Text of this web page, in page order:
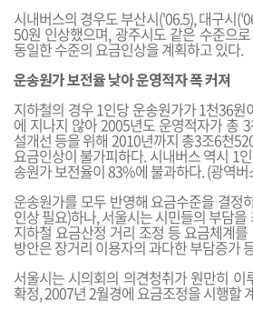
시내버스의 경우도 부산시('06.5), 대구시
50원 인상했으며, 광주시도 같은 수준으
동일한 수준의 요금인상을 계획하고 있다.
운송원가 보전율 낮아 운영적자 폭 커져
지하철의 경우 1인당 운송원가가 1천36
에 지나지 않아 2005년도 운영적자가 총
설개선 등을 위해 2010년까지 총3조6천
요금인상이 불가피하다. 시내버스 역시 1
송원가 보전율이 83%에 불과하다. (광역
운송원가를 모두 반영해 요금수준을 결
인상 필요)하나, 서울시는 시민들의 부담
지하철 요금산정 거리 조정 등 요금체계
방안은 장거리 이용자의 과다한 부담증가
서울시는 시의회의 의견청취가 원만히
확정, 2007년 2월경에 요금조정을 시행할